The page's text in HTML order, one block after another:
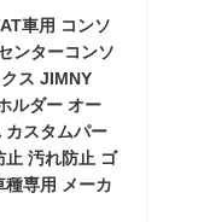
車用 コンソ
ンターコンソ
ス JIMNY
ルダー オー
カスタムパー
止 汚れ防止 ゴ
種専用 メーカ